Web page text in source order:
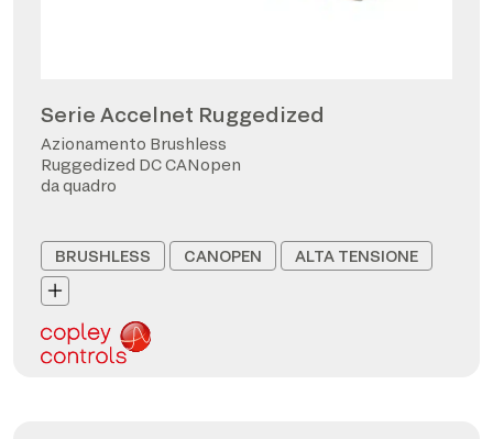
Serie Accelnet Ruggedized
Azionamento Brushless
Ruggedized DC CANopen
da quadro
BRUSHLESS CANOPEN ALTA TENSIONE